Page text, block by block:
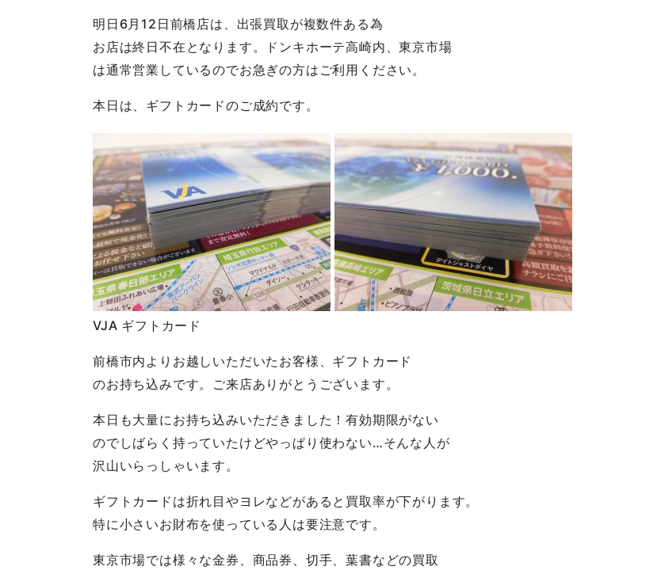
明日6月12日前橋店は、出張買取が複数件ある為
お店は終日不在となります。ドンキホーテ高崎内、東京市場
は通常営業しているのでお急ぎの方はご利用ください。
本日は、ギフトカードのご成約です。
VJA ギフトカード
前橋市内よりお越しいただいたお客様、ギフトカード
のお持ち込みです。ご来店ありがとうございます。
本日も大量にお持ち込みいただきました！有効期限がない
のでしばらく持っていたけどやっぱり使わない…そんな人が
沢山いらっしゃいます。
ギフトカードは折れ目やヨレなどがあると買取率が下がります。
特に小さいお財布を使っている人は要注意です。
東京市場では様々な金券、商品券、切手、葉書などの買取